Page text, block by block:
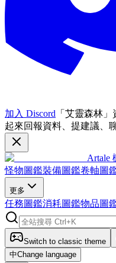
加入 Discord 「艾靈森林
起來回報資料、提建議、
Artale
怪物圖鑑裝備圖鑑卷軸圖
更多
任務圖鑑消耗圖鑑物品圖
Switch to classic theme
中Change language